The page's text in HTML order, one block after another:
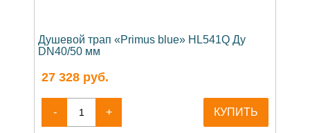
Душевой трап «Primus blue» HL541Q Ду
DN40/50 мм
27 328 руб.
- + КУПИТЬ